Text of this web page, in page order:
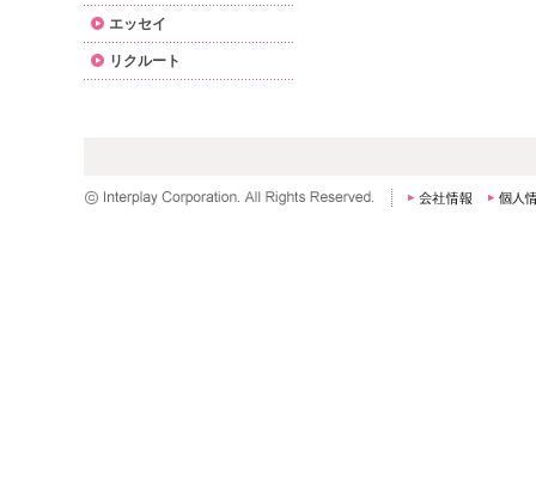
エッセイ
リクルート